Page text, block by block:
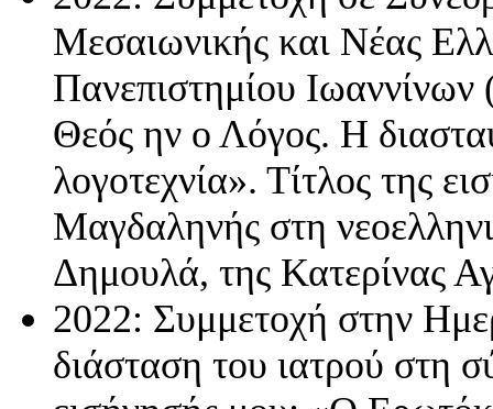
Μεσαιωνικής και Νέας
Πανεπιστημίου
Θεός ην ο Λόγος. Η
λογοτεχνία». Τίτλος της
Μαγδαληνής στη
Δημουλά, της Κατερίνας
2022: Συμμετοχή στην
διάσταση του ιατρού στη